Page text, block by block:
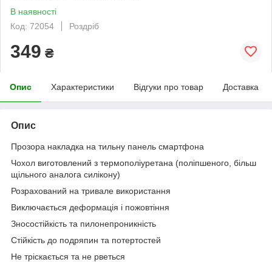
В наявності
Код: 72054
Роздріб
349 ₴
Опис Характеристики Відгуки про товар Доставка
Опис
Прозора накладка на тильну панель смартфона
Чохол виготовлений з термополiуретана (поліпшеного, більш
щільного аналога силікону)
Розрахований на тривале використання
Виключається деформація і пожовтіння
Зносостійкість та пилонепроникність
Стійкість до подряпин та потертостей
Не тріскається та не рветься